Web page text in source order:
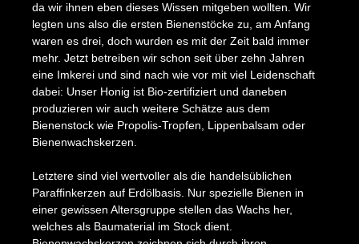
da wir ihnen eben dieses Wissen mitgeben wollten. Wir
legten uns also die ersten Bienenstöcke zu, am Anfang
waren es drei, doch wurden es mit der Zeit bald immer
mehr. Jetzt betreiben wir schon seit über zehn Jahren
eine Imkerei und sind nach wie vor mit viel Leidenschaft
dabei: Unser Honig ist Bio-zertifiziert und daneben
produzieren wir auch weitere Schätze aus dem
Bienenstock wie Propolis-Tropfen, Lippenbalsam oder
Bienenwachskerzen.
Letztere sind viel wertvoller als die handelsüblichen
Paraffinkerzen auf Erdölbasis. Nur spezielle Bienen in
einer gewissen Altersgruppe stellen das Wachs her,
welches als Baumaterial im Stock dient.